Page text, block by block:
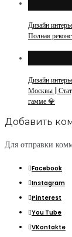
Дизайн
Полная
Дизайн
Москвы |
гамме 💎
Добавить
Для отправки
Facebook
Instagram
Pinterest
You Tube
VKontakte